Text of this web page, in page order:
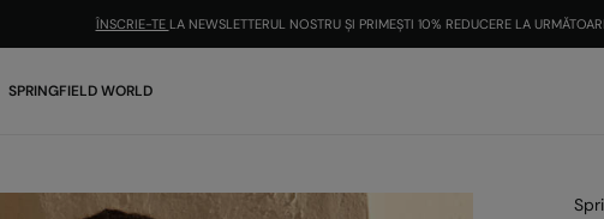
SPRINGFIELD WORLD